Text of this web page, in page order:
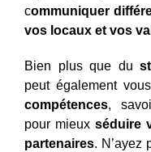
communiquer
vos locaux et vos
Bien plus que du
peut également
compétences,
pour mieux séduire
partenaires. N’ayez